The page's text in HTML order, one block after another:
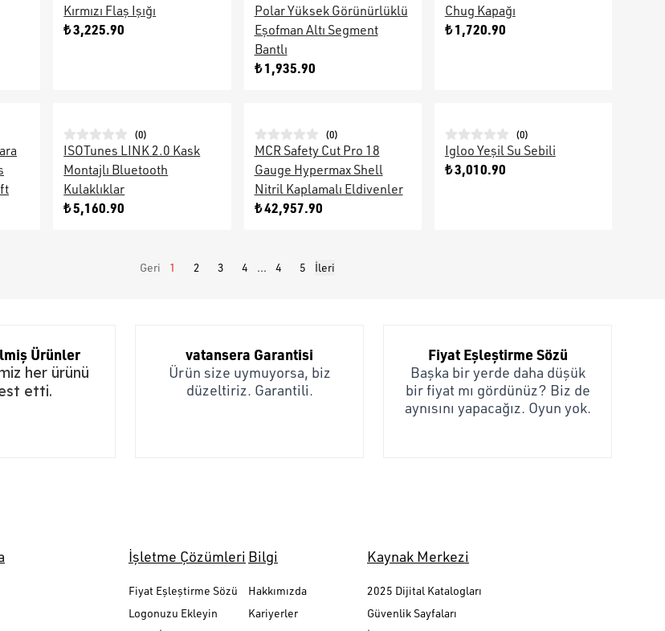
Kırmızı Flaş Işığı
₺ 3,225.90
Polar Yüksek Görünürlüklü
Eşofman Altı Segment
Bantlı
₺ 1,935.90
Chug Kapağı
₺ 1,720.90
(0)
ISOTunes LINK 2.0 Kask
Montajlı Bluetooth
Kulaklıklar
₺ 5,160.90
(0)
MCR Safety Cut Pro 18
Gauge Hypermax Shell
Nitril Kaplamalı Eldivenler
₺ 42,957.90
(0)
Igloo Yeşil Su Sebili
₺ 3,010.90
Geri 1 2 3 4 ... 4 5 İleri
Ürünler
her ürünü
etti.
vatansera Garantisi
Ürün size uymuyorsa, biz
düzeltiriz. Garantili.
Fiyat Eşleştirme Sözü
Başka bir yerde daha düşük
bir fiyat mı gördünüz? Biz de
aynısını yapacağız. Oyun yok.
İşletme Çözümleri
Fiyat Eşleştirme Sözü
Logonuzu Ekleyin
Bilgi
Hakkımızda
Kariyerler
Kaynak Merkezi
2025 Dijital Katalogları
Güvenlik Sayfaları